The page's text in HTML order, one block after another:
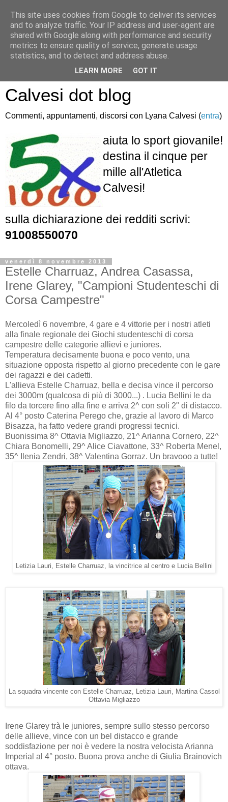
Atletica Sandro
Calvesi dot blog
Commenti, appuntamenti, discorsi con Lyana Calvesi (entra)
aiuta lo sport giovanile!
destina il cinque per
mille all'Atletica
Calvesi!
sulla dichiarazione dei redditi scrivi:
91008550070
venerdì 8 novembre 2013
Estelle Charruaz, Andrea Casassa,
Irene Glarey, "Campioni Studenteschi di
Corsa Campestre"
Mercoledì 6 novembre, 4 gare e 4 vittorie per i nostri atleti
alla finale regionale dei Giochi studenteschi di corsa
campestre delle categorie allievi e juniores.
Temperatura decisamente buona e poco vento, una
situazione opposta rispetto al giorno precedente con le gare
dei ragazzi e dei cadetti.
L'allieva Estelle Charruaz, bella e decisa vince il percorso
dei 3000m (qualcosa di più di 3000...) . Lucia Bellini le da
filo da torcere fino alla fine e arriva 2^ con soli 2" di distacco.
Al 4° posto Caterina Perego che, grazie al lavoro di Marco
Bisazza, ha fatto vedere grandi progressi tecnici.
Buonissima 8^ Ottavia Migliazzo, 21^ Arianna Cornero, 22^
Chiara Bonomelli, 29^ Alice Ciavattone, 33^ Roberta Menel,
35^ Ilenia Zendri, 38^ Valentina Gorraz. Un bravooo a tutte!
Letizia Lauri, Estelle Charruaz, la vincitrice al centro e Lucia Bellini
La squadra vincente con Estelle Charruaz, Letizia Lauri, Martina Cassol
Ottavia Migliazzo
Irene Glarey trà le juniores, sempre sullo stesso percorso
delle allieve, vince con un bel distacco e grande
soddisfazione per noi è vedere la nostra velocista Arianna
Imperial al 4° posto. Buona prova anche di Giulia Brainovich
ottava.
This site uses cookies from Google to deliver its services
and to analyze traffic. Your IP address and user-agent are
shared with Google along with performance and security
metrics to ensure quality of service, generate usage
statistics, and to detect and address abuse.
LEARN MORE GOT IT